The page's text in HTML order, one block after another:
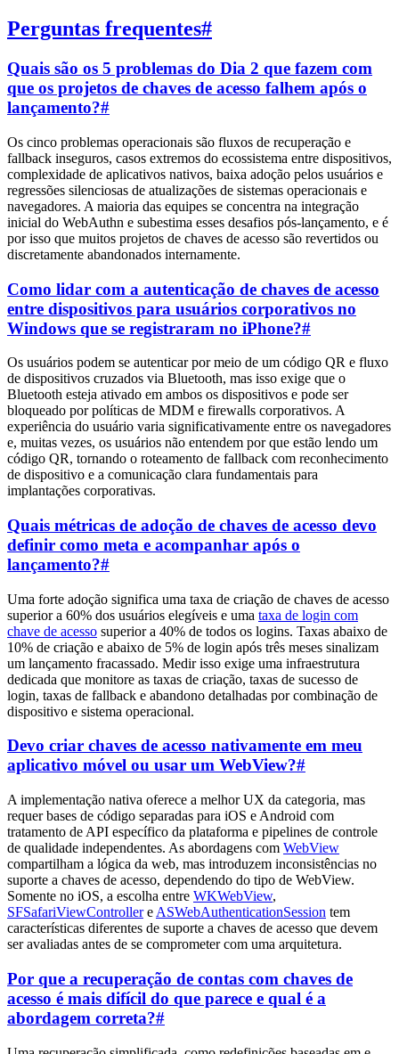
Perguntas frequentes#
Quais são os 5 problemas do Dia 2 que fazem com
que os projetos de chaves de acesso falhem após o
lançamento?#
Os cinco problemas operacionais são fluxos de recuperação e
fallback inseguros, casos extremos do ecossistema entre dispositivos,
complexidade de aplicativos nativos, baixa adoção pelos usuários e
regressões silenciosas de atualizações de sistemas operacionais e
navegadores. A maioria das equipes se concentra na integração
inicial do WebAuthn e subestima esses desafios pós-lançamento, e é
por isso que muitos projetos de chaves de acesso são revertidos ou
discretamente abandonados internamente.
Como lidar com a autenticação de chaves de acesso
entre dispositivos para usuários corporativos no
Windows que se registraram no iPhone?#
Os usuários podem se autenticar por meio de um código QR e fluxo
de dispositivos cruzados via Bluetooth, mas isso exige que o
Bluetooth esteja ativado em ambos os dispositivos e pode ser
bloqueado por políticas de MDM e firewalls corporativos. A
experiência do usuário varia significativamente entre os navegadores
e, muitas vezes, os usuários não entendem por que estão lendo um
código QR, tornando o roteamento de fallback com reconhecimento
de dispositivo e a comunicação clara fundamentais para
implantações corporativas.
Quais métricas de adoção de chaves de acesso devo
definir como meta e acompanhar após o
lançamento?#
Uma forte adoção significa uma taxa de criação de chaves de acesso
superior a 60% dos usuários elegíveis e uma taxa de login com
chave de acesso superior a 40% de todos os logins. Taxas abaixo de
10% de criação e abaixo de 5% de login após três meses sinalizam
um lançamento fracassado. Medir isso exige uma infraestrutura
dedicada que monitore as taxas de criação, taxas de sucesso de
login, taxas de fallback e abandono detalhadas por combinação de
dispositivo e sistema operacional.
Devo criar chaves de acesso nativamente em meu
aplicativo móvel ou usar um WebView?#
A implementação nativa oferece a melhor UX da categoria, mas
requer bases de código separadas para iOS e Android com
tratamento de API específico da plataforma e pipelines de controle
de qualidade independentes. As abordagens com WebView
compartilham a lógica da web, mas introduzem inconsistências no
suporte a chaves de acesso, dependendo do tipo de WebView.
Somente no iOS, a escolha entre WKWebView,
SFSafariViewControllere ASWebAuthenticationSession tem
características diferentes de suporte a chaves de acesso que devem
ser avaliadas antes de se comprometer com uma arquitetura.
Por que a recuperação de contas com chaves de
acesso é mais difícil do que parece e qual é a
abordagem correta?#